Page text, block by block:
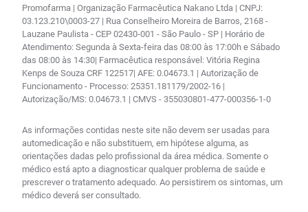
Promofarma | Organização Farmacêutica Nakano Ltda | CNPJ:
03.123.210\0003-27 | Rua Conselheiro Moreira de Barros, 2168 -
Lauzane Paulista - CEP 02430-001 - São Paulo - SP | Horário de
Atendimento: Segunda à Sexta-feira das 08:00 às 17:00h e Sábado
das 08:00 às 14:30| Farmacêutica responsável: Vitória Regina
Kenps de Souza CRF 122517| AFE: 0.04673.1 | Autorização de
Funcionamento - Processo: 25351.181179/2002-16 |
Autorização/MS: 0.04673.1 | CMVS - 355030801-477-000356-1-0
As informações contidas neste site não devem ser usadas para
automedicação e não substituem, em hipótese alguma, as
orientações dadas pelo profissional da área médica. Somente o
médico está apto a diagnosticar qualquer problema de saúde e
prescrever o tratamento adequado. Ao persistirem os sintomas, um
médico deverá ser consultado.